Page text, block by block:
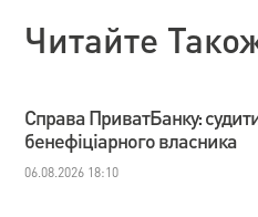
Читайте
Справа ПриватБанку:
бенефіціарного власника
06.08.2026 18:10